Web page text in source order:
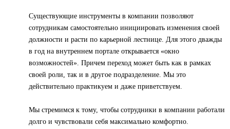
Существующие инструменты в компании позволяют
сотрудникам самостоятельно инициировать изменения своей
должности и расти по карьерной лестнице. Для этого дважды
в год на внутреннем портале открывается «окно
возможностей». Причем переход может быть как в рамках
своей роли, так и в другое подразделение. Мы это
действительно практикуем и даже приветствуем.
Мы стремимся к тому, чтобы сотрудники в компании работали
долго и чувствовали себя максимально комфортно.